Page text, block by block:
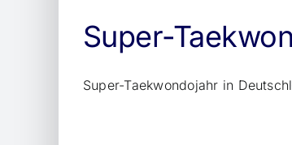
Super-
Super-Taekwondojahr in